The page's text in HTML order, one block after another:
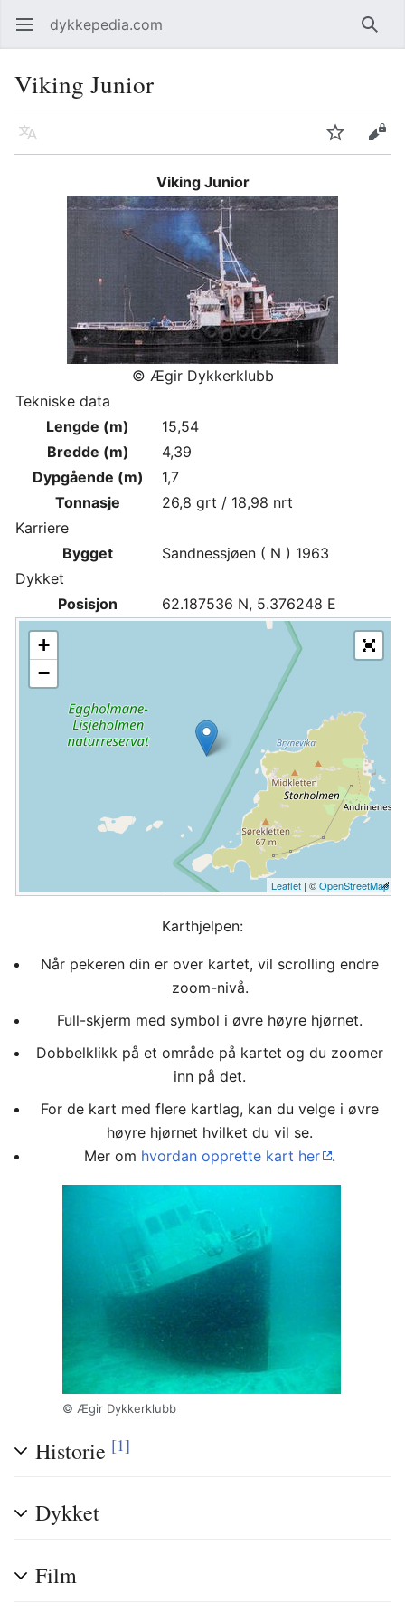
Åpne hovedmenyen dykkepedia.com Søk
Viking Junior
Språk Overvåk Rediger
Viking Junior
© Ægir Dykkerklubb
Tekniske data
Lengde (m)
15,54
Bredde (m)
4,39
Dypgående (m)
1,7
Tonnasje
26,8 grt / 18,98 nrt
Karriere
Bygget
Sandnessjøen ( N ) 1963
Dykket
Posisjon
62.187536 N, 5.376248 E
+
−
Leaflet | ©OpenStreetMap
Karthjelpen:
Når pekeren din er over kartet, vil scrolling endre
zoom-nivå.
Full-skjerm med symbol i øvre høyre hjørnet.
Dobbelklikk på et område på kartet og du zoomer
inn på det.
For de kart med flere kartlag, kan du velge i øvre
høyre hjørnet hvilket du vil se.
Mer om hvordan opprette kart her .
© Ægir Dykkerklubb
Historie [1]
Dykket
Film